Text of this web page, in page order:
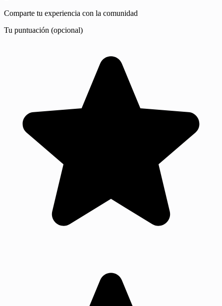
Comparte tu experiencia con la comunidad
Tu puntuación (opcional)